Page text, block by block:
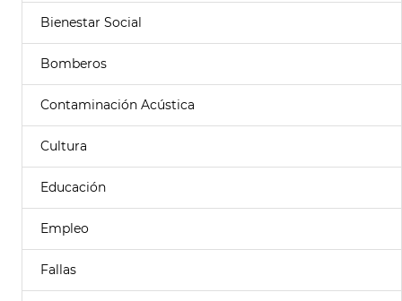
Bienestar Social
Bomberos
Contaminación Acústica
Cultura
Educación
Empleo
Fallas